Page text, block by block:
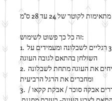
לקוטר של 24 עד 28 ס"מ
זה כל כך פשוט לשימוש:
1. מחברים 3 רגליים לשבלונה ומעמידים על
השולחן בהתאם לגובה העוגה
2. מניחים את העוגה מתחת לשבלונה
ומחברים את הרגל הרביעית
3. מפדרים אבקה סוכר / אבקת קקאו /